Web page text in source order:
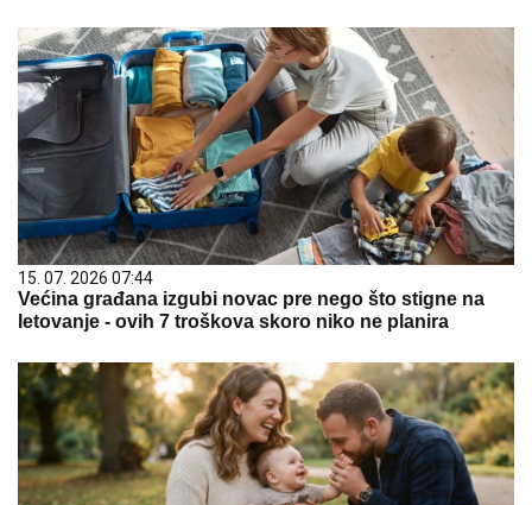
15. 07. 2026 07:44
Većina građana izgubi novac pre nego što stigne na
letovanje - ovih 7 troškova skoro niko ne planira